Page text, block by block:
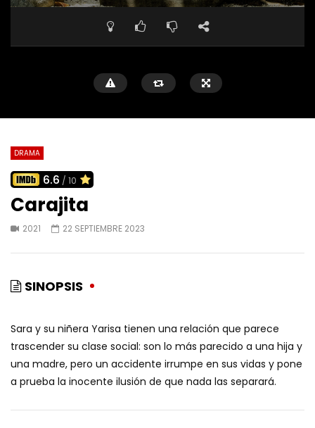
DRAMA
6.6 / 10
Carajita
2021 22 SEPTIEMBRE 2023
SINOPSIS
Sara y su niñera Yarisa tienen una relación que parece
trascender su clase social: son lo más parecido a una hija y
una madre, pero un accidente irrumpe en sus vidas y pone
a prueba la inocente ilusión de que nada las separará.